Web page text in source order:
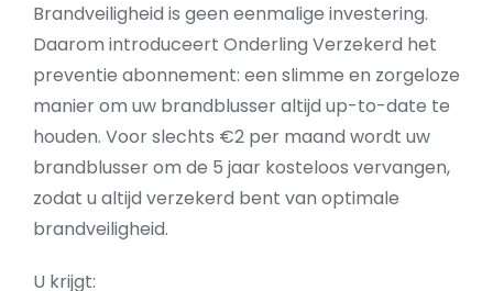
Brandveiligheid is geen eenmalige investering.
Daarom introduceert Onderling Verzekerd het
preventie abonnement: een slimme en zorgeloze
manier om uw brandblusser altijd up-to-date te
houden. Voor slechts €2 per maand wordt uw
brandblusser om de 5 jaar kosteloos vervangen,
zodat u altijd verzekerd bent van optimale
brandveiligheid.
U krijgt: